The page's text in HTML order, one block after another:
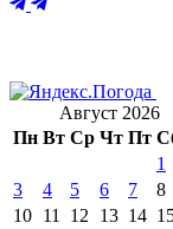
Август 2026
Пн Вт Ср Чт Пт
1
3
4 5 6 7 8
10 11 12 13 14